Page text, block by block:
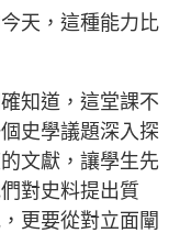
天，這種能力比
知道，這堂課不
史學議題深入探
文獻，讓學生先
對史料提出質
更要從對立面闡